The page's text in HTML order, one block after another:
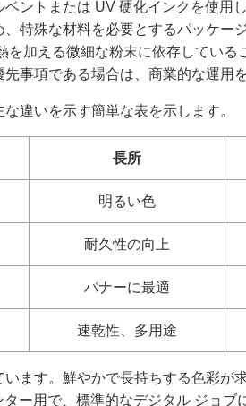
ントまたは UV 硬化インクを使用
、特殊な材料を必要とするパッケー
を加える微細な粉末に依存してい
事項である場合は、商業的な運用
違いを示す簡単な表を示します。
長所
明るい色
耐久性の向上
バナーに最適
速乾性、多用途
ます。鮮やかで長持ちする色彩が
ー用で、標準的なデジタル ジョ